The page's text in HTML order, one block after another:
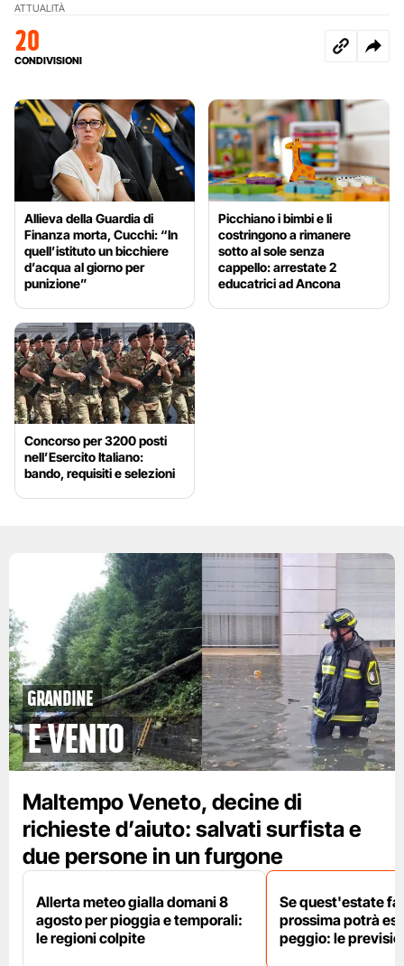
ATTUALITÀ
20
CONDIVISIONI
Allieva della Guardia di
Finanza morta, Cucchi: “In
quell’istituto un bicchiere
d’acqua al giorno per
punizione”
Picchiano i bimbi e li
costringono a rimanere
sotto al sole senza
cappello: arrestate 2
educatrici ad Ancona
Concorso per 3200 posti
nell’Esercito Italiano:
bando, requisiti e selezioni
grandine
e vento
Maltempo Veneto, decine di
richieste d’aiuto: salvati surfista e
due persone in un furgone
Allerta meteo gialla domani 8
agosto per pioggia e temporali:
le regioni colpite
Se quest'estate fa
prossima potrà
peggio: le